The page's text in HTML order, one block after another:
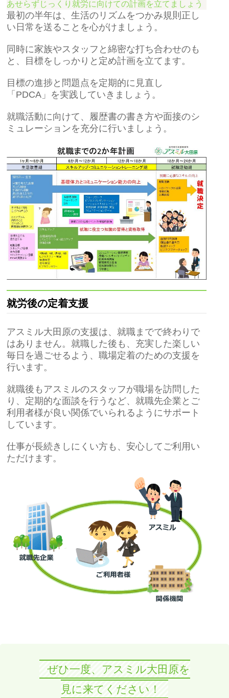
あせらずじっくり就労に向けての計画を立てましょう
最初の半年は、生活のリズムをつかみ規則正し
い日常を送ることを心がけましょう。
同時に家族やスタッフと綿密な打ち合わせのも
と、目標をしっかりと定め計画を立てます。
目標の進捗と問題点を定期的に見直し
「PDCA」を実践していきましょう。
就職活動に向けて、履歴書の書き方や面接のシ
ミュレーションを充分に行いましょう。
就労後の定着支援
アスミル大田原の支援は、就職までで終わりで
はありません。就職した後も、充実した楽しい
毎日を過ごせるよう、職場定着のための支援を
行います。
就職後もアスミルのスタッフが職場を訪問した
り、定期的な面談を行うなど、就職先企業とご
利用者様が良い関係でいられるようにサポート
しています。
仕事が長続きしにくい方も、安心してご利用い
ただけます。
ぜひ一度、アスミル大田原を
見に来てください！